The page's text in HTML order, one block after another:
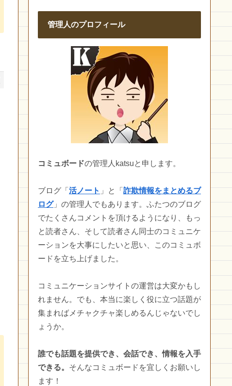
管理人のプロフィール
コミュボードの管理人katsuと申します。
ブログ「 活ノート 」と「 詐欺情報をまとめるブ
ログ」の管理人でもあります。ふたつのブログ
でたくさんコメントを頂けるようになり、もっ
と読者さん、そして読者さん同士のコミュニケ
ーションを大事にしたいと思い、このコミュボ
ードを立ち上げました。
コミュニケーションサイトの運営は大変かもし
れません。でも、本当に楽しく役に立つ話題が
集まればメチャクチャ楽しめるんじゃないでし
ょうか。
誰でも話題を提供でき、会話でき、情報を入手
できる。 そんなコミュボードを宜しくお願いし
ます！